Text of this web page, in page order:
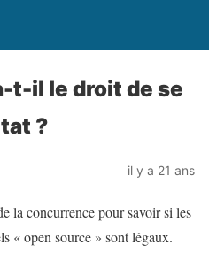
t-il le droit de se
?
il y a 21 ans
la concurrence pour savoir si les
« open source » sont légaux.